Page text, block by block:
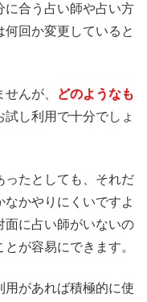
に合う占い師や占い方
回か変更していると
んが、
どのようなも
試し利用で十分でしょ
ったとしても、それだ
かやりにくいですよ
面に占い師がいないの
が容易にできます。
があれば積極的に使